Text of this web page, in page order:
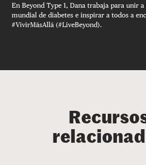
En Beyond Type 1, Dana trabaja para unir
mundial de diabetes e inspirar a todos a
#VivirMásAllá (#LiveBeyond).